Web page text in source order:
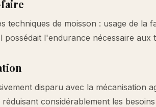
techniques de moisson : usage de la
possédait l'endurance nécessaire aux
disparu avec la mécanisation
considérablement les